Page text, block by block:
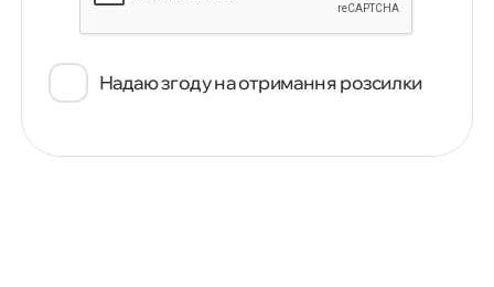
Надаю згоду на отримання розсилки